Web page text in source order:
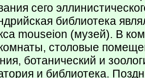
сего
библиотека
mouseion (музей). В
столовые
ботанический и
и библиотека.